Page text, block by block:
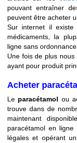
pouvant entraîner
peuvent être acheter
Sur internet il
médicaments, la
ligne sans
Une fois de plus
ayant pour produit
Acheter
Le paracétamol ou
trouve dans de
maintenant
paracétamol en
légales et opérant